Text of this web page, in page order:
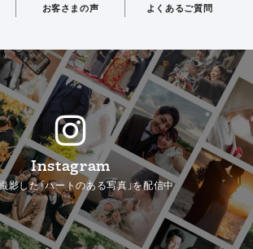
お客さまの声 よくあるご質問
Instagram
影した「ハートのある写真」を配信中